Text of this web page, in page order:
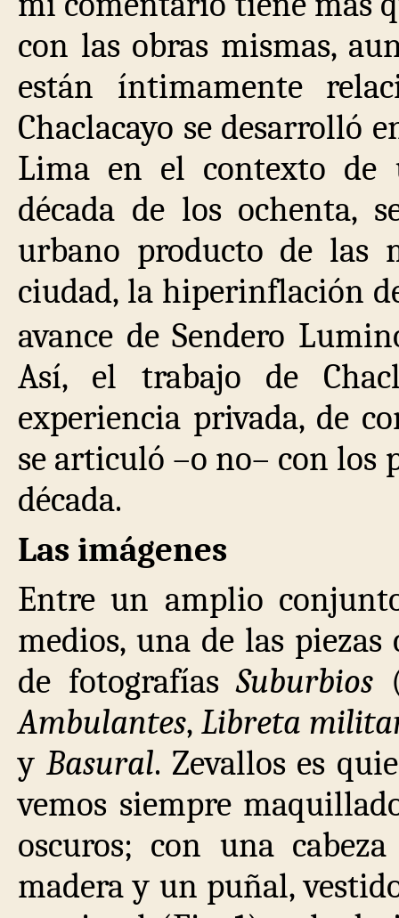
con las obras mismas,
están íntimamente
Chaclacayo se desarrolló
Lima en el contexto de
década de los ochenta,
urbano producto de las
ciudad, la hiperinflación
avance de Sendero
Así, el trabajo de
experiencia privada, de
se articuló –o no– con los
década.
Las imágenes
Entre un amplio
medios, una de las
de fotografíasSuburbios
Ambulantes, Libreta
y Basural. Zevallos es
vemos siempre
oscuros; con una
madera y un puñal,